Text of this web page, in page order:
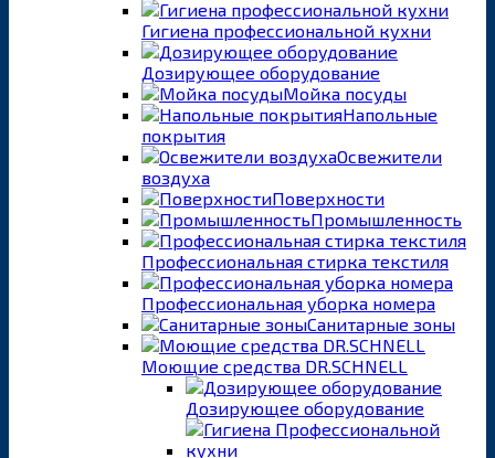
Гигиена профессиональной кухни
Дозирующее оборудование
Мойка посуды
Напольные
покрытия
Освежители
воздуха
Поверхности
Промышленность
Профессиональная стирка текстиля
Профессиональная уборка номера
Санитарные зоны
Моющие средства DR.SCHNELL
Дозирующее оборудование